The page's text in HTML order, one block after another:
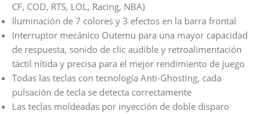
CF, COD, RTS, LOL, Racing, NBA)
Iluminación de 7 colores y 3 efectos en la barra frontal
Interruptor mecánico Outemu para una mayor capacidad
de respuesta, sonido de clic audible y retroalimentación
táctil nítida y precisa para el mejor rendimiento de juego
Todas las teclas con tecnología Anti-Ghosting, cada
pulsación de tecla se detecta correctamente
Las teclas moldeadas por inyección de doble disparo